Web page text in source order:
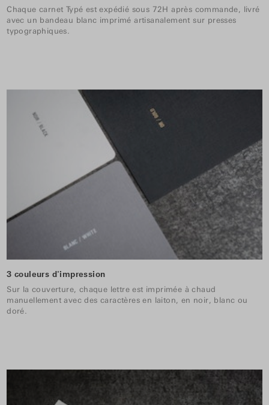
Chaque carnet Typé est expédié sous 72H après commande, livré
avec un bandeau blanc imprimé artisanalement sur presses
typographiques.
3 couleurs d'impression
Sur la couverture, chaque lettre est imprimée à chaud
manuellement avec des caractères en laiton, en noir, blanc ou
doré.